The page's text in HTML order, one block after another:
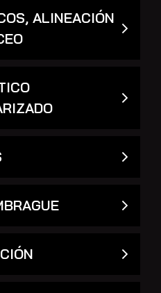
ALINEACIÓN